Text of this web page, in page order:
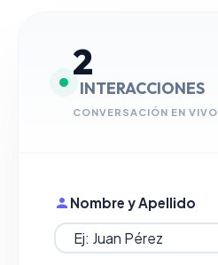
2
INTERACCIONES
CONVERSACIÓN EN VIVO
Nombre y Apellido